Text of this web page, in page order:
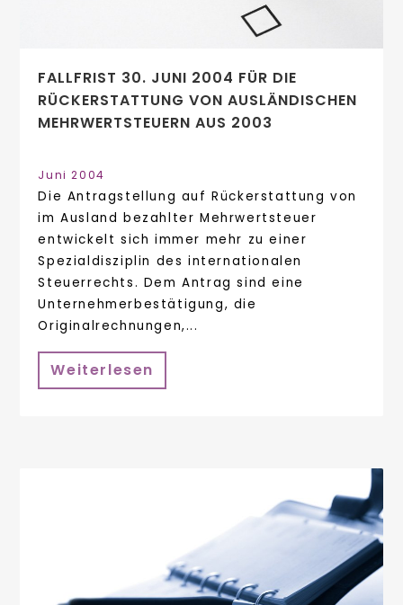
FALLFRIST 30. JUNI 2004 FÜR DIE
RÜCKERSTATTUNG VON AUSLÄNDISCHEN
MEHRWERTSTEUERN AUS 2003
Juni 2004
Die Antragstellung auf Rückerstattung von
im Ausland bezahlter Mehrwertsteuer
entwickelt sich immer mehr zu einer
Spezialdisziplin des internationalen
Steuerrechts. Dem Antrag sind eine
Unternehmerbestätigung, die
Originalrechnungen,...
Weiterlesen